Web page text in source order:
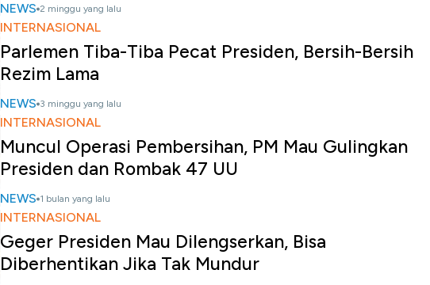
NEWS 2 minggu yang lalu
INTERNASIONAL
Parlemen Tiba-Tiba Pecat Presiden, Bersih-Bersih
Rezim Lama
NEWS 3 minggu yang lalu
INTERNASIONAL
Muncul Operasi Pembersihan, PM Mau Gulingkan
Presiden dan Rombak 47 UU
NEWS 1 bulan yang lalu
INTERNASIONAL
Geger Presiden Mau Dilengserkan, Bisa
Diberhentikan Jika Tak Mundur